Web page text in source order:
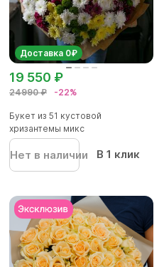
Доставка 0₽
24990 ₽ -22%
19 550 ₽
Букет из 51 кустовой
хризантемы микс
Нет в наличии В 1 клик